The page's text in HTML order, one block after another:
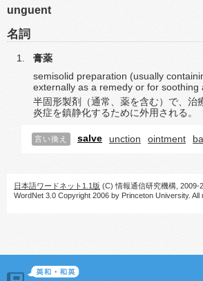
unguent
名詞
膏薬
semisolid preparation (usually
externally as a remedy or for soothing
半固形製剤（通常、薬を含む）で、治
炎症を鎮静化するために外用される。
言い換え salve unction ointment
日本語ワードネット1.1版 (C) 情報通信研究機構, 2009-
WordNet 3.0 Copyright 2006 by Princeton University. All